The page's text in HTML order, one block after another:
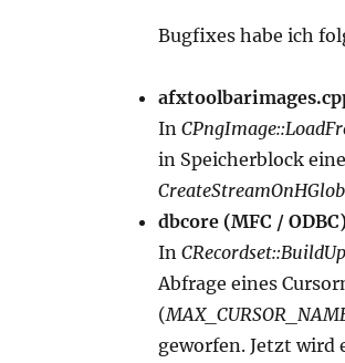
Bugfixes habe ich
In
in Speicherblock
dbcore (MFC /
In
Abfrage eines
(
geworfen. Jetzt wird